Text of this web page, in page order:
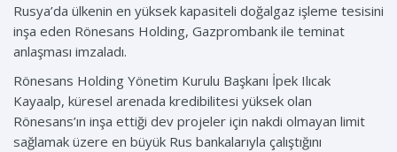
Rusya’da ülkenin en yüksek kapasiteli doğalgaz işleme tesisini
inşa eden Rönesans Holding, Gazprombank ile teminat
anlaşması imzaladı.
Rönesans Holding Yönetim Kurulu Başkanı İpek Ilıcak
Kayaalp, küresel arenada kredibilitesi yüksek olan
Rönesans’ın inşa ettiği dev projeler için nakdi olmayan limit
sağlamak üzere en büyük Rus bankalarıyla çalıştığını